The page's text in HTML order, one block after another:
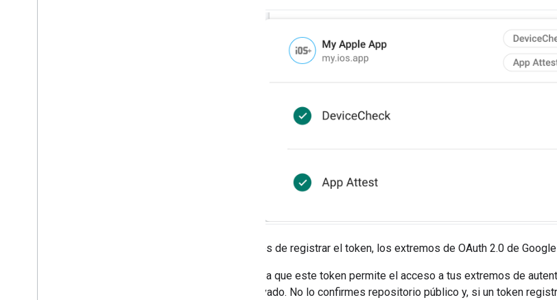
Después de registrar el token, los extremos de OAuth 2.0 de
Debido a que este token permite el acceso a tus extremos de
sea privado. No lo confirmes repositorio público y, si un token